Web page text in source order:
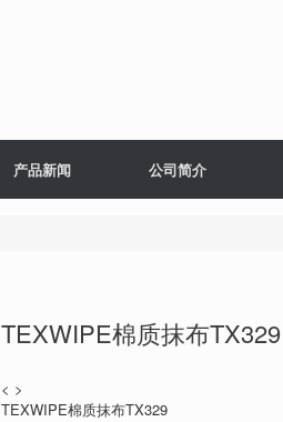
产品新闻 公司简介
TEXWIPE棉质抹布TX329
< >
TEXWIPE棉质抹布TX329